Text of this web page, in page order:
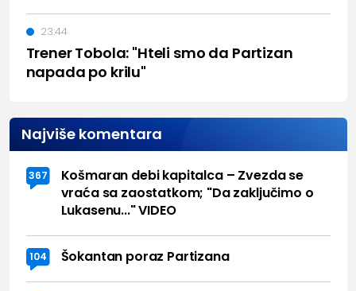
Trener Tobola: "Hteli smo da Partizan
napada po krilu"
23:44
Najviše komentara
367
Košmaran debi kapitalca – Zvezda se
vraća sa zaostatkom; "Da zaključimo o
Lukasenu..." VIDEO
104 Šokantan poraz Partizana